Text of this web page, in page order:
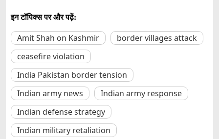
इन टॉपिक्स पर और पढ़ें:
Amit Shah on Kashmir
border villages attack
ceasefire violation
India Pakistan border tension
Indian army news
Indian army response
Indian defense strategy
Indian military retaliation